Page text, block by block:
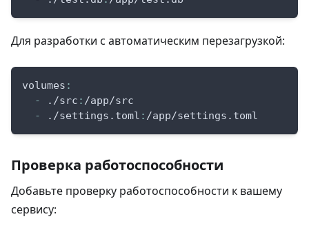
Для разработки с автоматическим перезагрузкой:
volumes :
-
./src : /app/src
-
./settings.toml : /app/settings.toml
Проверка работоспособности
Добавьте проверку работоспособности к вашему
сервису: